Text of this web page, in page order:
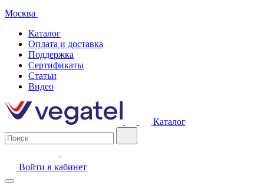
Москва
Каталог
Оплата и доставка
Поддержка
Сертификаты
Статьи
Видео
Каталог
Войти в кабинет